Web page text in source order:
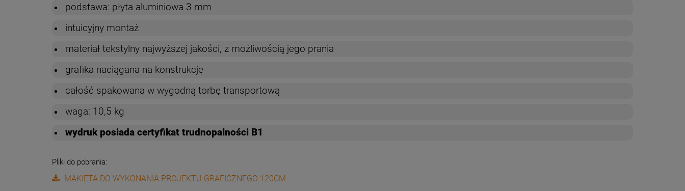
podstawa: płyta aluminiowa 3 mm
intuicyjny montaż
materiał tekstylny najwyższej jakości, z możliwością jego prania
grafika naciągana na konstrukcję
całość spakowana w wygodną torbę transportową
waga: 10,5 kg
wydruk posiada certyfikat trudnopalności B1
Pliki do pobrania:
MAKIETA DO WYKONANIA PROJEKTU GRAFICZNEGO 120CM